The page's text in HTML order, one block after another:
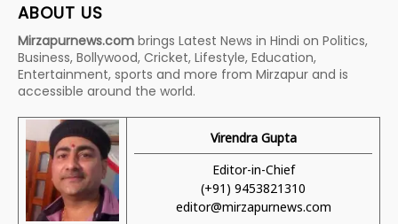
ABOUT US
Mirzapurnews.com brings Latest News in Hindi on Politics,
Business, Bollywood, Cricket, Lifestyle, Education,
Entertainment, sports and more from Mirzapur and is
accessible around the world.
Virendra Gupta
Editor-in-Chief
(+91) 9453821310
editor@mirzapurnews.com